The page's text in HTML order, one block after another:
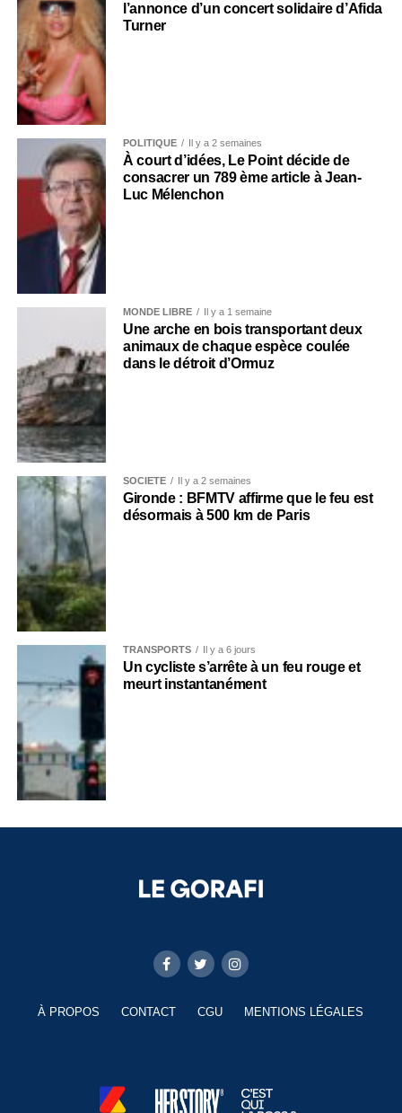
l’annonce d’un concert solidaire d’Afida
Turner
POLITIQUE Il y a 2 semaines
À court d’idées, Le Point décide de
consacrer un 789 ème article à Jean-
Luc Mélenchon
MONDE LIBRE Il y a 1 semaine
Une arche en bois transportant deux
animaux de chaque espèce coulée
dans le détroit d’Ormuz
SOCIÉTÉ Il y a 2 semaines
Gironde : BFMTV affirme que le feu est
désormais à 500 km de Paris
TRANSPORTS Il y a 6 jours
Un cycliste s’arrête à un feu rouge et
meurt instantanément
À PROPOS CONTACT CGU MENTIONS LÉGALES